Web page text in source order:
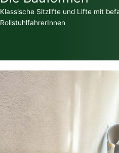
Klassische Sitzlifte und Lifte mit
RollstuhlfahrerInnen